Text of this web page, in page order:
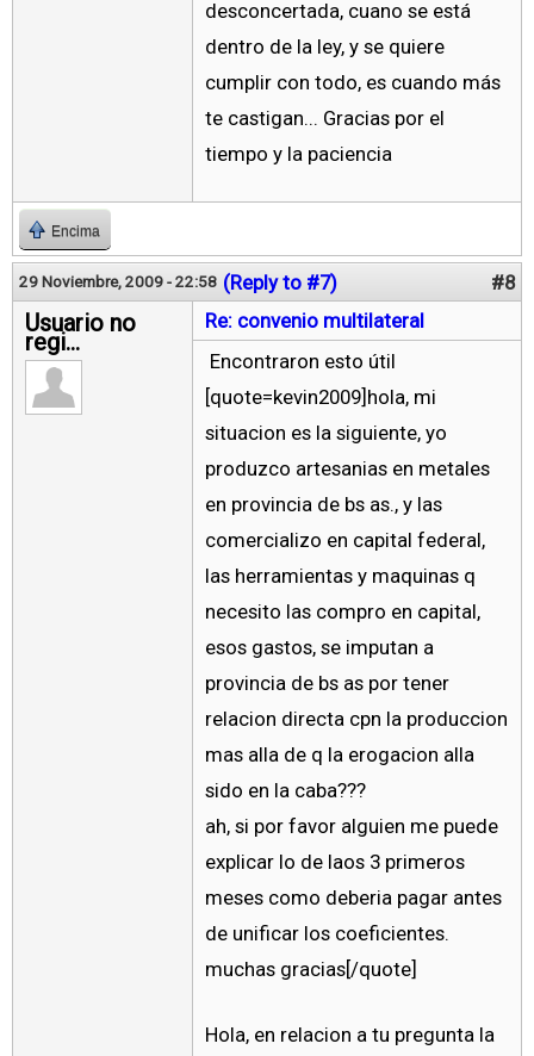
desconcertada, cuano se está
dentro de la ley, y se quiere
cumplir con todo, es cuando más
te castigan... Gracias por el
tiempo y la paciencia
Encima
29 Noviembre, 2009 - 22:58 (Reply to #7) #8
Usuario no
regi...
Re: convenio multilateral
Encontraron esto útil
[quote=kevin2009]hola, mi
situacion es la siguiente, yo
produzco artesanias en metales
en provincia de bs as., y las
comercializo en capital federal,
las herramientas y maquinas q
necesito las compro en capital,
esos gastos, se imputan a
provincia de bs as por tener
relacion directa cpn la produccion
mas alla de q la erogacion alla
sido en la caba???
ah, si por favor alguien me puede
explicar lo de laos 3 primeros
meses como deberia pagar antes
de unificar los coeficientes.
muchas gracias[/quote]
Hola, en relacion a tu pregunta la